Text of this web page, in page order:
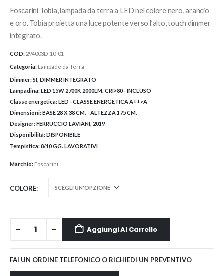
da
865,00€
Foscarini Tobia, lampada da terra a LED nel colore nero, arancio
e oro. Tobia proietta una luce potente verso l’alto, touch dimmer
integrato.
COD: 294003D-10-01
Categoria: Lampade da Terra
Dimmer:SI, DIMMER INTEGRATO
Lampadina:LED 15W 2700K 2000LM. CRI>80 - INCLUSO
Classe energetica:LED - CLASSE ENERGETICA A++>A
Dimensioni:BASE 28 X 38 CM. - ALTEZZA 175 CM.
Designer:FERRUCCIO LAVIANI, 2019
Disponibilità:DISPONIBILE
Tempistica:8/10 GG. LAVORATIVI
Marchio: Foscarini
COLORE
Aggiungi Al Carrello
FAI UN ORDINE TELEFONICO O RICHIEDI UN PREVENTIVO